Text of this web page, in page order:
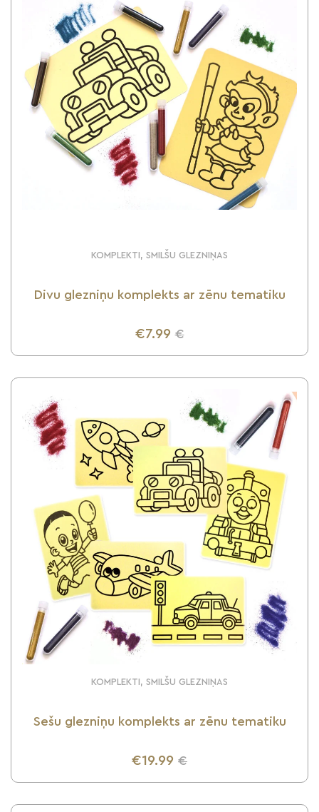
KOMPLEKTI, SMILŠU GLEZNIŅAS
Divu glezniņu komplekts ar zēnu tematiku
€7.99 €
UZZINI VAIRĀK
KOMPLEKTI, SMILŠU GLEZNIŅAS
Sešu glezniņu komplekts ar zēnu tematiku
€19.99 €
UZZINI VAIRĀK